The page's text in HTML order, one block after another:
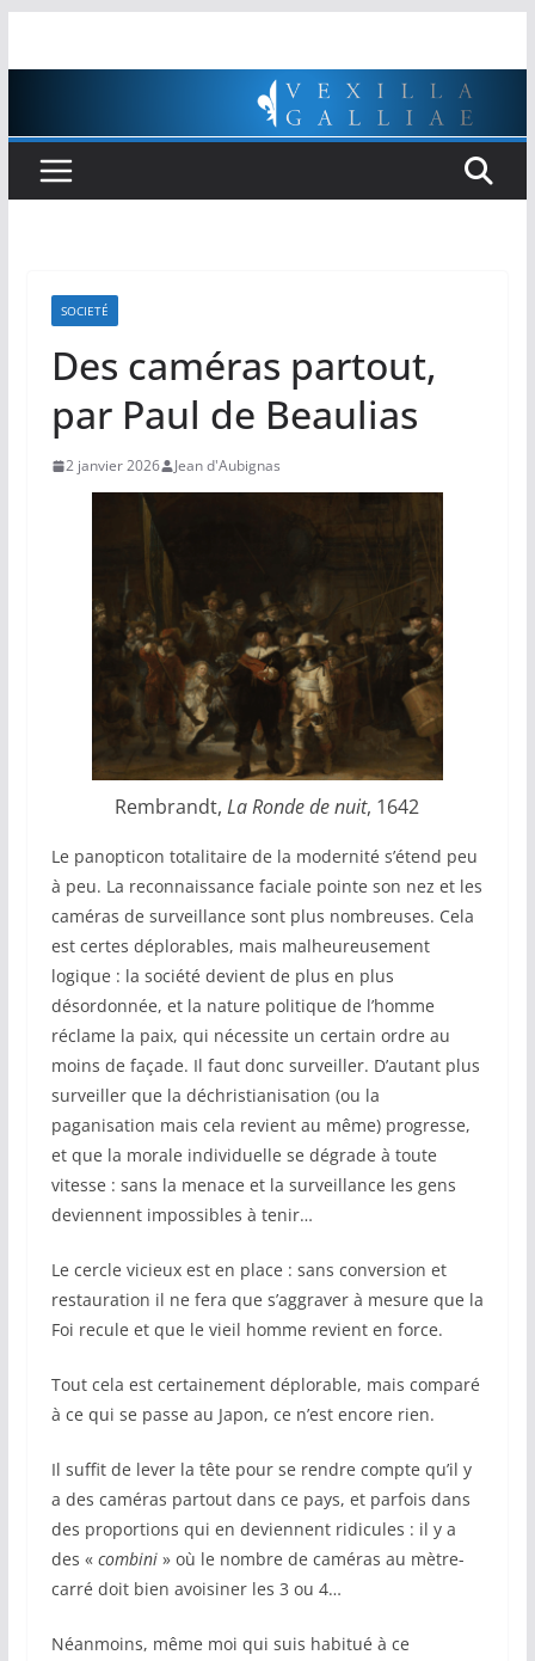
SOCIETÉ
Des caméras partout,
par Paul de Beaulias
2 janvier 2026 Jean d'Aubignas
Rembrandt,La Ronde de nuit, 1642
Le panopticon totalitaire de la modernité s’étend peu
à peu. La reconnaissance faciale pointe son nez et les
caméras de surveillance sont plus nombreuses. Cela
est certes déplorables, mais malheureusement
logique : la société devient de plus en plus
désordonnée, et la nature politique de l’homme
réclame la paix, qui nécessite un certain ordre au
moins de façade. Il faut donc surveiller. D’autant plus
surveiller que la déchristianisation (ou la
paganisation mais cela revient au même) progresse,
et que la morale individuelle se dégrade à toute
vitesse : sans la menace et la surveillance les gens
deviennent impossibles à tenir…
Le cercle vicieux est en place : sans conversion et
restauration il ne fera que s’aggraver à mesure que la
Foi recule et que le vieil homme revient en force.
Tout cela est certainement déplorable, mais comparé
à ce qui se passe au Japon, ce n’est encore rien.
Il suffit de lever la tête pour se rendre compte qu’il y
a des caméras partout dans ce pays, et parfois dans
des proportions qui en deviennent ridicules : il y a
des « combini » où le nombre de caméras au mètre-
carré doit bien avoisiner les 3 ou 4…
Néanmoins, même moi qui suis habitué à ce